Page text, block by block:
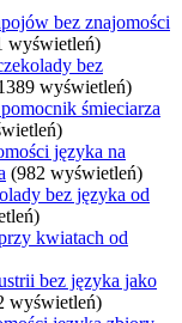
bez znajomości
wyświetleń)
bez
wyświetleń)
śmieciarza
języka na
(982 wyświetleń)
bez języka od
kwiatach od
bez języka jako
wyświetleń)